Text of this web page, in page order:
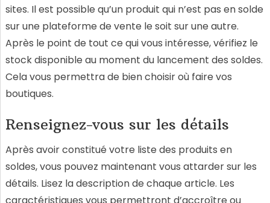
sites. Il est possible qu’un produit qui n’est pas en solde
sur une plateforme de vente le soit sur une autre.
Après le point de tout ce qui vous intéresse, vérifiez le
stock disponible au moment du lancement des soldes.
Cela vous permettra de bien choisir où faire vos
boutiques.
Renseignez-vous sur les détails
Après avoir constitué votre liste des produits en
soldes, vous pouvez maintenant vous attarder sur les
détails. Lisez la description de chaque article. Les
caractéristiques vous permettront d’accroître ou